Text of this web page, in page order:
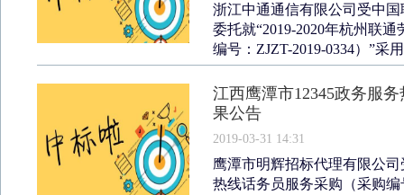
浙江中通通信有限公司受中
委托就“2019-2020年杭州联
编号：ZJZT-2019-0334）”采
江西鹰潭市12345政务服
果公告
2019-03-31 14:31
鹰潭市明辉招标代理有限公
热线话务员服务采购（采购编